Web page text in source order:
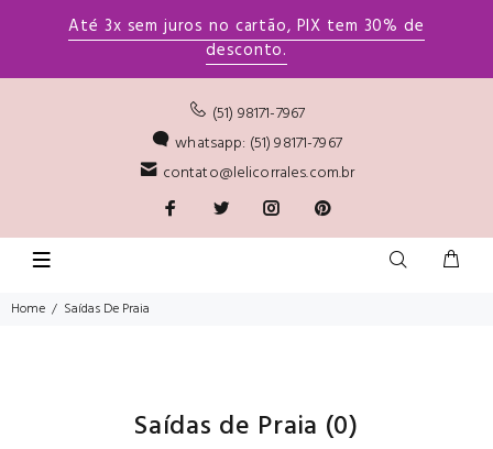
Até 3x sem juros no cartão, PIX tem 30% de
desconto.
(51) 98171-7967
whatsapp: (51) 98171-7967
contato@lelicorrales.com.br
Home Saídas De Praia
Saídas de Praia (0)